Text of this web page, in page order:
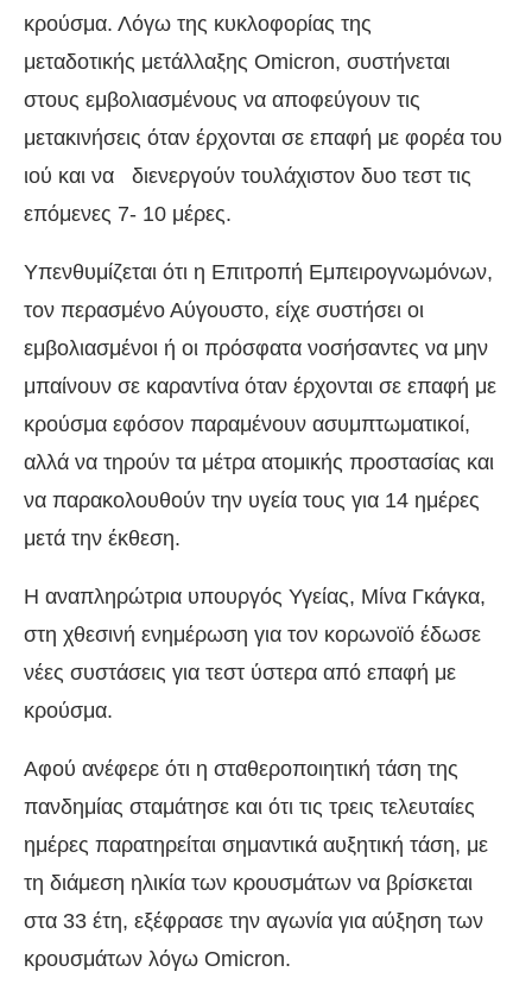
κρούσμα. Λόγω της κυκλοφορίας της
μεταδοτικής μετάλλαξης Omicron, συστήνεται
στους εμβολιασμένους να αποφεύγουν τις
μετακινήσεις όταν έρχονται σε επαφή με φορέα του
ιού και να διενεργούν τουλάχιστον δυο τεστ τις
επόμενες 7- 10 μέρες.
Υπενθυμίζεται ότι η Επιτροπή Εμπειρογνωμόνων,
τον περασμένο Αύγουστο, είχε συστήσει οι
εμβολιασμένοι ή οι πρόσφατα νοσήσαντες να μην
μπαίνουν σε καραντίνα όταν έρχονται σε επαφή με
κρούσμα εφόσον παραμένουν ασυμπτωματικοί,
αλλά να τηρούν τα μέτρα ατομικής προστασίας και
να παρακολουθούν την υγεία τους για 14 ημέρες
μετά την έκθεση.
Η αναπληρώτρια υπουργός Υγείας, Μίνα Γκάγκα,
στη χθεσινή ενημέρωση για τον κορωνοϊό έδωσε
νέες συστάσεις για τεστ ύστερα από επαφή με
κρούσμα.
Αφού ανέφερε ότι η σταθεροποιητική τάση της
πανδημίας σταμάτησε και ότι τις τρεις τελευταίες
ημέρες παρατηρείται σημαντικά αυξητική τάση, με
τη διάμεση ηλικία των κρουσμάτων να βρίσκεται
στα 33 έτη, εξέφρασε την αγωνία για αύξηση των
κρουσμάτων λόγω Omicron.